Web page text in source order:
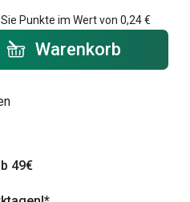
Punkte im Wert von 0,24 €
Warenkorb
49€